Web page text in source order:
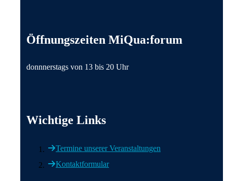
Öffnungszeiten MiQua:forum
donnnerstags von 13 bis 20 Uhr
Wichtige Links
Termine unserer Veranstaltungen
Kontaktformular